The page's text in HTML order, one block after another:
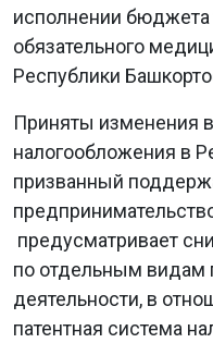
исполнении бюджета
обязательного
Республики
Приняты изменения
налогообложения в
призванный
предусматривает
по отдельным видам
деятельности, в
патентная система